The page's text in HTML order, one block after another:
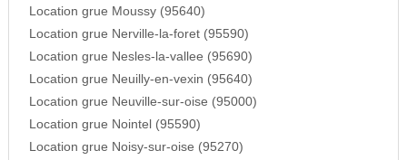
Location grue Moussy (95640)
Location grue Nerville-la-foret (95590)
Location grue Nesles-la-vallee (95690)
Location grue Neuilly-en-vexin (95640)
Location grue Neuville-sur-oise (95000)
Location grue Nointel (95590)
Location grue Noisy-sur-oise (95270)